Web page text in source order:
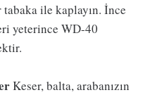
ile kaplayın. İnce
yeterince WD-40
Keser, balta, arabanızın